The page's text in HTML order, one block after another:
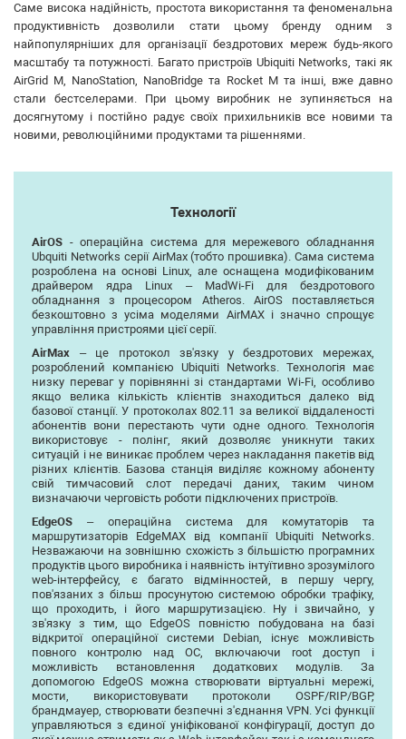
Саме висока надійність, простота використання та феноменальна
продуктивність дозволили стати цьому бренду одним з
найпопулярніших для організації бездротових мереж будь-якого
масштабу та потужності. Багато пристроїв Ubiquiti Networks, такі як
AirGrid M, NanoStation, NanoBridge та Rocket M та інші, вже давно
стали бестселерами. При цьому виробник не зупиняється на
досягнутому і постійно радує своїх прихильників все новими та
новими, революційними продуктами та рішеннями.
Технології
AirOS - операційна система для мережевого обладнання
Ubquiti Networks серії AirMax (тобто прошивка). Сама система
розроблена на основі Linux, але оснащена модифікованим
драйвером ядра Linux – MadWi-Fi для бездротового
обладнання з процесором Atheros. AirOS поставляється
безкоштовно з усіма моделями AirMAX і значно спрощує
управління пристроями цієї серії.
AirMax – це протокол зв'язку у бездротових мережах,
розроблений компанією Ubiquiti Networks. Технологія має
низку переваг у порівнянні зі стандартами Wi-Fi, особливо
якщо велика кількість клієнтів знаходиться далеко від
базової станції. У протоколах 802.11 за великої віддаленості
абонентів вони перестають чути одне одного. Технологія
використовує - полінг, який дозволяє уникнути таких
ситуацій і не виникає проблем через накладання пакетів від
різних клієнтів. Базова станція виділяє кожному абоненту
свій тимчасовий слот передачі даних, таким чином
визначаючи черговість роботи підключених пристроїв.
EdgeOS – операційна система для комутаторів та
маршрутизаторів EdgeMAX від компанії Ubiquiti Networks.
Незважаючи на зовнішню схожість з більшістю програмних
продуктів цього виробника і наявність інтуїтивно зрозумілого
web-інтерфейсу, є багато відмінностей, в першу чергу,
пов'язаних з більш просунутою системою обробки трафіку,
що проходить, і його маршрутизацією. Ну і звичайно, у
зв'язку з тим, що EdgeOS повністю побудована на базі
відкритої операційної системи Debian, існує можливість
повного контролю над ОС, включаючи root доступ і
можливість встановлення додаткових модулів. За
допомогою EdgeOS можна створювати віртуальні мережі,
мости, використовувати протоколи OSPF/RIP/BGP,
брандмауер, створювати безпечні з'єднання VPN. Усі функції
управляються з єдиної уніфікованої конфігурації, доступ до